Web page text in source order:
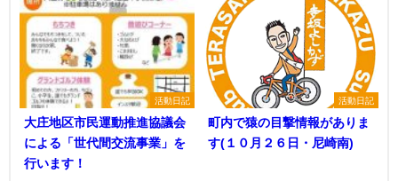
活動日記
大庄地区市民運動推進協議会
による「世代間交流事業」を
行います！
活動日記
町内で猿の目撃情報がありま
す(１０月２６日・尼崎南)